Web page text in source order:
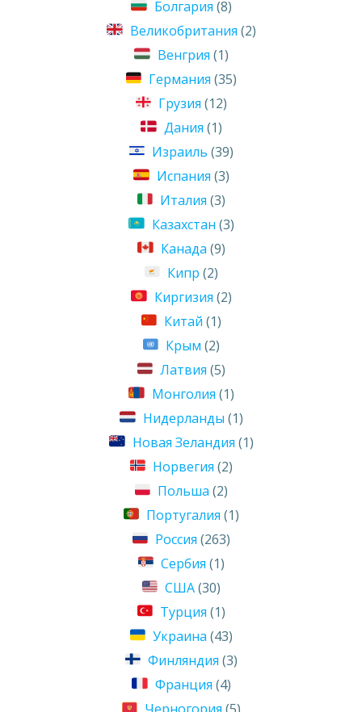
Болгария (8)
Великобритания (2)
Венгрия (1)
Германия (35)
Грузия (12)
Дания (1)
Израиль (39)
Испания (3)
Италия (3)
Казахстан (3)
Канада (9)
Кипр (2)
Киргизия (2)
Китай (1)
Крым (2)
Латвия (5)
Монголия (1)
Нидерланды (1)
Новая Зеландия (1)
Норвегия (2)
Польша (2)
Португалия (1)
Россия (263)
Сербия (1)
США(30)
Турция (1)
Украина (43)
Финляндия (3)
Франция (4)